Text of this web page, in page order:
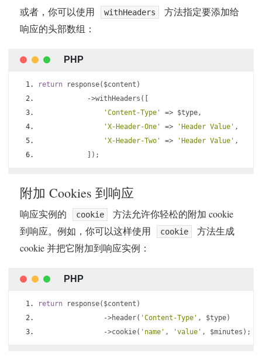
或者，你可以使用 withHeaders
方法指定要添加给
响应的头部数组：
return response( $content )
->withHeaders ([
'Content-Type'
=> $type,
'X-Header-One'
=> 'Header Value' ,
'X-Header-Two'
=> 'Header Value' ,
]);
附加 Cookies 到响应
响应实例的 cookie
方法允许你轻松的附加 cookie
到响应。例如，你可以这样使用
cookie
方法生成
cookie 并把它附加到响应实例：
return response( $content )
->header( 'Content-Type' , $type)
->cookie( 'name' , 'value' , $minutes );